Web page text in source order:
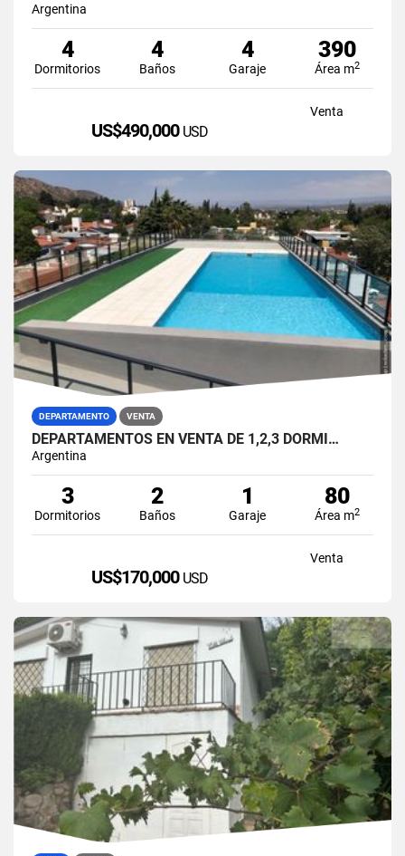
Argentina
4
Dormitorios
4
Baños
4
Garaje
390
Área m2
Venta
US$490,000 USD
DEPARTAMENTO VENTA
DEPARTAMENTOS EN VENTA DE 1,2,3 DORMI…
Argentina
3
Dormitorios
2
Baños
1
Garaje
80
Área m2
Venta
US$170,000 USD